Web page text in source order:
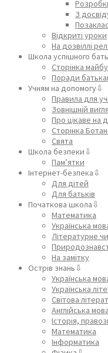
З
Відкриті уроки
На дозвіллі
Школа успішного
Сторінка
Поради
Учням на допомогу⇩
Правила для
Зовнішній
Про цікаве на
Сторінка
Свята
Школа безпеки⇩
Пам’ятки
Інтернет-безпека⇩
Для дітей
Для батьків
Початкова школа⇩
Математика
Українська
Літературне
На замітку
Острів знань⇩
Українська
Українська
Світова
Англійська мова
Історія,
Математика
Інформатика